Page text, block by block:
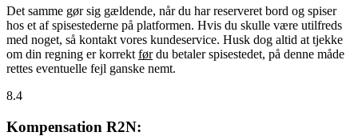
Det samme gør sig gældende, når du har reserveret bord og spiser
hos et af spisestederne på platformen. Hvis du skulle være utilfreds
med noget, så kontakt vores kundeservice. Husk dog altid at tjekke
om din regning er korrekt førdu betaler spisestedet, på denne måde
rettes eventuelle fejl ganske nemt.
8.4
Kompensation R2N: